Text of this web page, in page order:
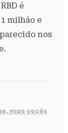
é
milhão e
nos
mas vocês